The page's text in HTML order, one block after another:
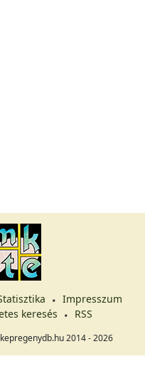
Impresszum
keresés RSS
2014 - 2026